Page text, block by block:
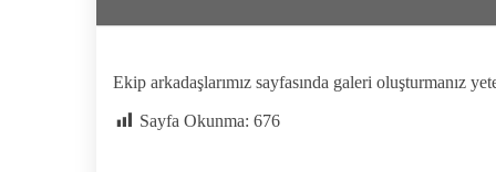
Ekip arkadaşlarımız sayfasında galeri oluşturmanız
Sayfa Okunma: 676